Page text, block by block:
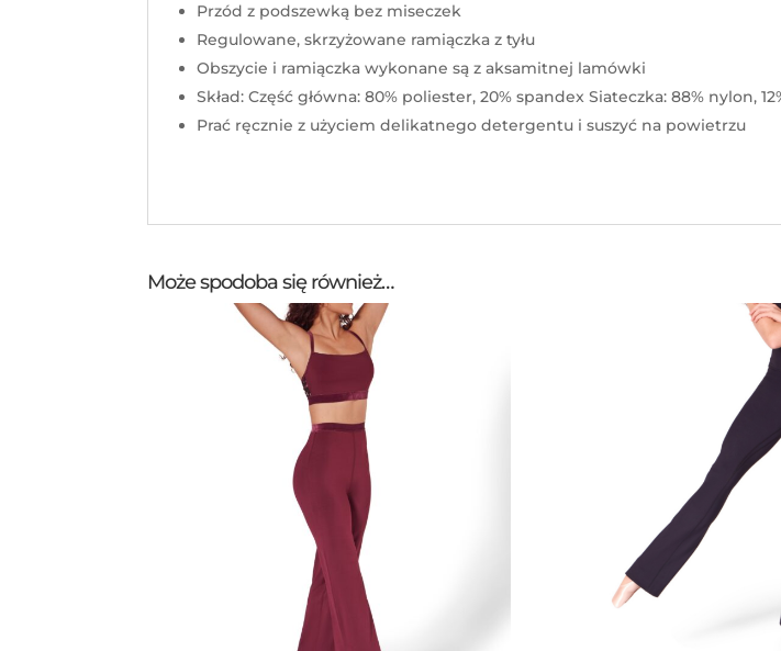
Przód z podszewką bez miseczek
Regulowane, skrzyżowane ramiączka z tyłu
Obszycie i ramiączka wykonane są z aksamitnej lamówki
Skład: Część główna: 80% poliester, 20% spandex Siateczka: 88% nylon,
Prać ręcznie z użyciem delikatnego detergentu i suszyć na powietrzu
Może spodoba się również…